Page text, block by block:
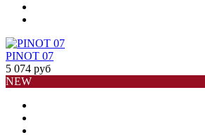
PINOT 07
5 074 руб
NEW